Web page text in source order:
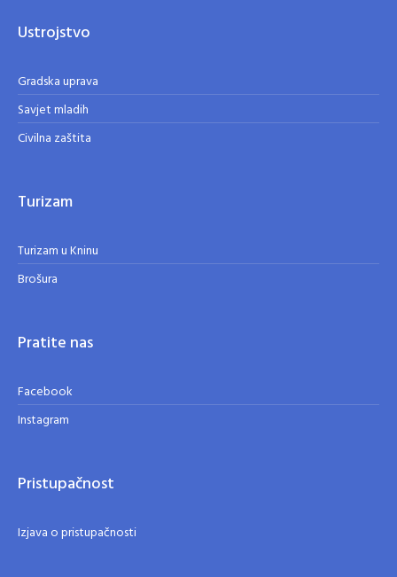
Ustrojstvo
Gradska uprava
Savjet mladih
Civilna zaštita
Turizam
Turizam u Kninu
Brošura
Pratite nas
Facebook
Instagram
Pristupačnost
Izjava o pristupačnosti